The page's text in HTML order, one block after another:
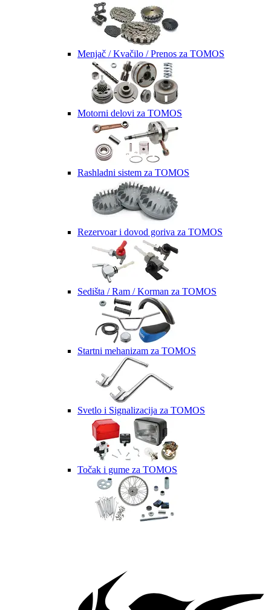
Menjač / Kvačilo / Prenos za TOMOS
Motorni delovi za TOMOS
Rashladni sistem za TOMOS
Rezervoar i dovod goriva za TOMOS
Sedišta / Ram / Korman za TOMOS
Startni mehanizam za TOMOS
Svetlo i Signalizacija za TOMOS
Točak i gume za TOMOS